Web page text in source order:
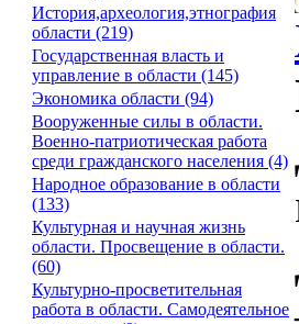
История,археология,этнография
области (219)
Государственная власть и
управление в области (145)
Экономика области (94)
Вооруженные силы в области.
Военно-патриотическая работа
среди гражданского населения (4)
Народное образование в области
(133)
Культурная и научная жизнь
области. Просвещение в области.
(60)
Культурно-просветительная
работа в области. Самодеятельное